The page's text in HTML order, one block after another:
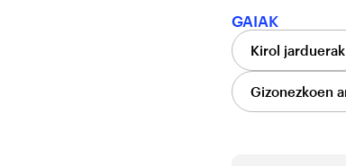
GAIAK
Kirol jarduerak
Gizonezkoen